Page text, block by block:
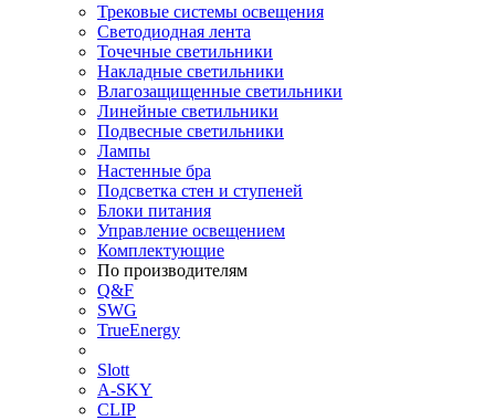
Трековые системы освещения
Светодиодная лента
Точечные светильники
Накладные светильники
Влагозащищенные светильники
Линейные светильники
Подвесные светильники
Лампы
Настенные бра
Подсветка стен и ступеней
Блоки питания
Управление освещением
Комплектующие
По производителям
Q&F
SWG
TrueEnergy
Slott
A-SKY
CLIP